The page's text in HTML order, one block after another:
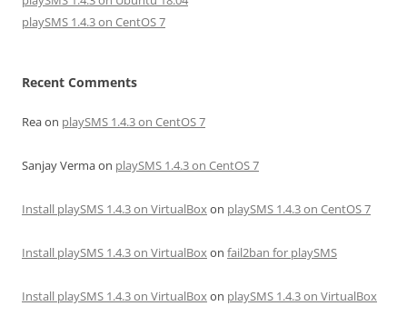
playSMS 1.4.3 on CentOS 7
Recent Comments
Reaon playSMS 1.4.3 on CentOS 7
Sanjay Vermaon playSMS 1.4.3 on CentOS 7
Install playSMS 1.4.3 on VirtualBoxon playSMS 1.4.3 on CentOS 7
Install playSMS 1.4.3 on VirtualBoxon fail2ban for playSMS
Install playSMS 1.4.3 on VirtualBoxon playSMS 1.4.3 on VirtualBox